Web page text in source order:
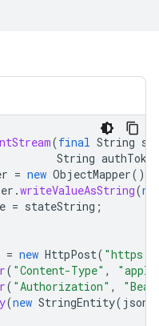
(final String
String authToken
= new ObjectMapper();
.writeValueAsString(
= stateString ;
= new HttpPost( "https://
( "Content-Type" ,
( "Authorization" ,
(new StringEntity( json